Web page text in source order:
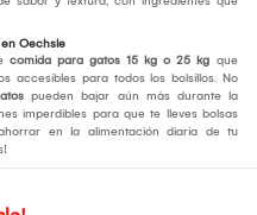
Oechsle
comida para gatos 15 kg o 25 kg que
accesibles para todos los bolsillos. No
pueden bajar aún más durante la
imperdibles para que te lleves bolsas
en la alimentación diaria de tu